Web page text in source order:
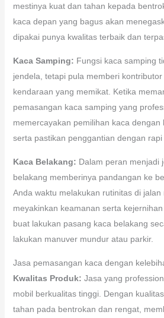
mestinya kuat dan tahan kepada
kaca depan yang bagus akan
dipakai punya kwalitas terbaik dan
Kaca Samping: Fungsi kaca samping
jendela, tetapi pula memberi
kendaraan yang memikat. Ketika
pemasangan kaca samping yang
memercayakan pemilihan kaca dengan
serta pastikan penggantian dengan rapi
Kaca Belakang: Dalam peran menjadi
belakang memberinya pandangan ke
Anda waktu melakukan rutinitas di jalan
meyakinkan keamanan serta
buat lakukan pasang kaca belakang
lakukan manuver mundur atau parkir.
Jasa pemasangan kaca dengan
Kwalitas Produk: Jasa yang
mobil berkualitas tinggi. Dengan
tahan pada bentrokan dan rengat,